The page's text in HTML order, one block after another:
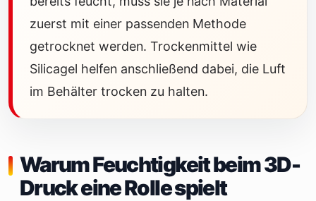
zuerst mit einer passenden Methode
getrocknet werden. Trockenmittel wie
Silicagel helfen anschließend dabei, die Luft
im Behälter trocken zu halten.
Warum Feuchtigkeit beim 3D-
Druck eine Rolle spielt